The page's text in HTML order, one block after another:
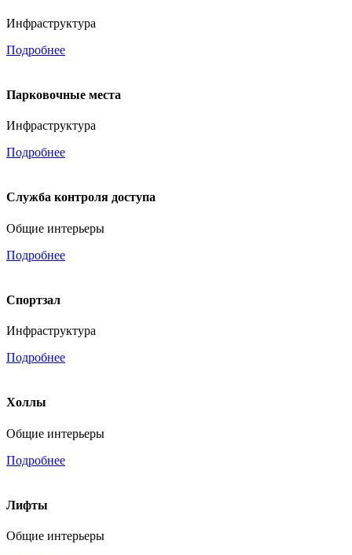
Инфраструктура
Подробнее
Парковочные места
Инфраструктура
Подробнее
Cлужба контроля доступа
Общие интерьеры
Подробнее
Спортзал
Инфраструктура
Подробнее
Холлы
Общие интерьеры
Подробнее
Лифты
Общие интерьеры